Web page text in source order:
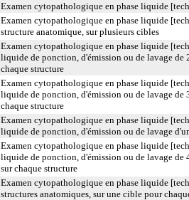
Examen cytopathologique en phase liquide
Examen cytopathologique en phase liquide
structure anatomique, sur plusieurs cibles
Examen cytopathologique en phase liquide
liquide de ponction, d'émission ou de lavage de
chaque structure
Examen cytopathologique en phase liquide
liquide de ponction, d'émission ou de lavage de
chaque structure
Examen cytopathologique en phase liquide
liquide de ponction, d'émission ou de lavage
Examen cytopathologique en phase liquide
liquide de ponction, d'émission ou de lavage de
sur chaque structure
Examen cytopathologique en phase liquide
structures anatomiques, sur une cible pour